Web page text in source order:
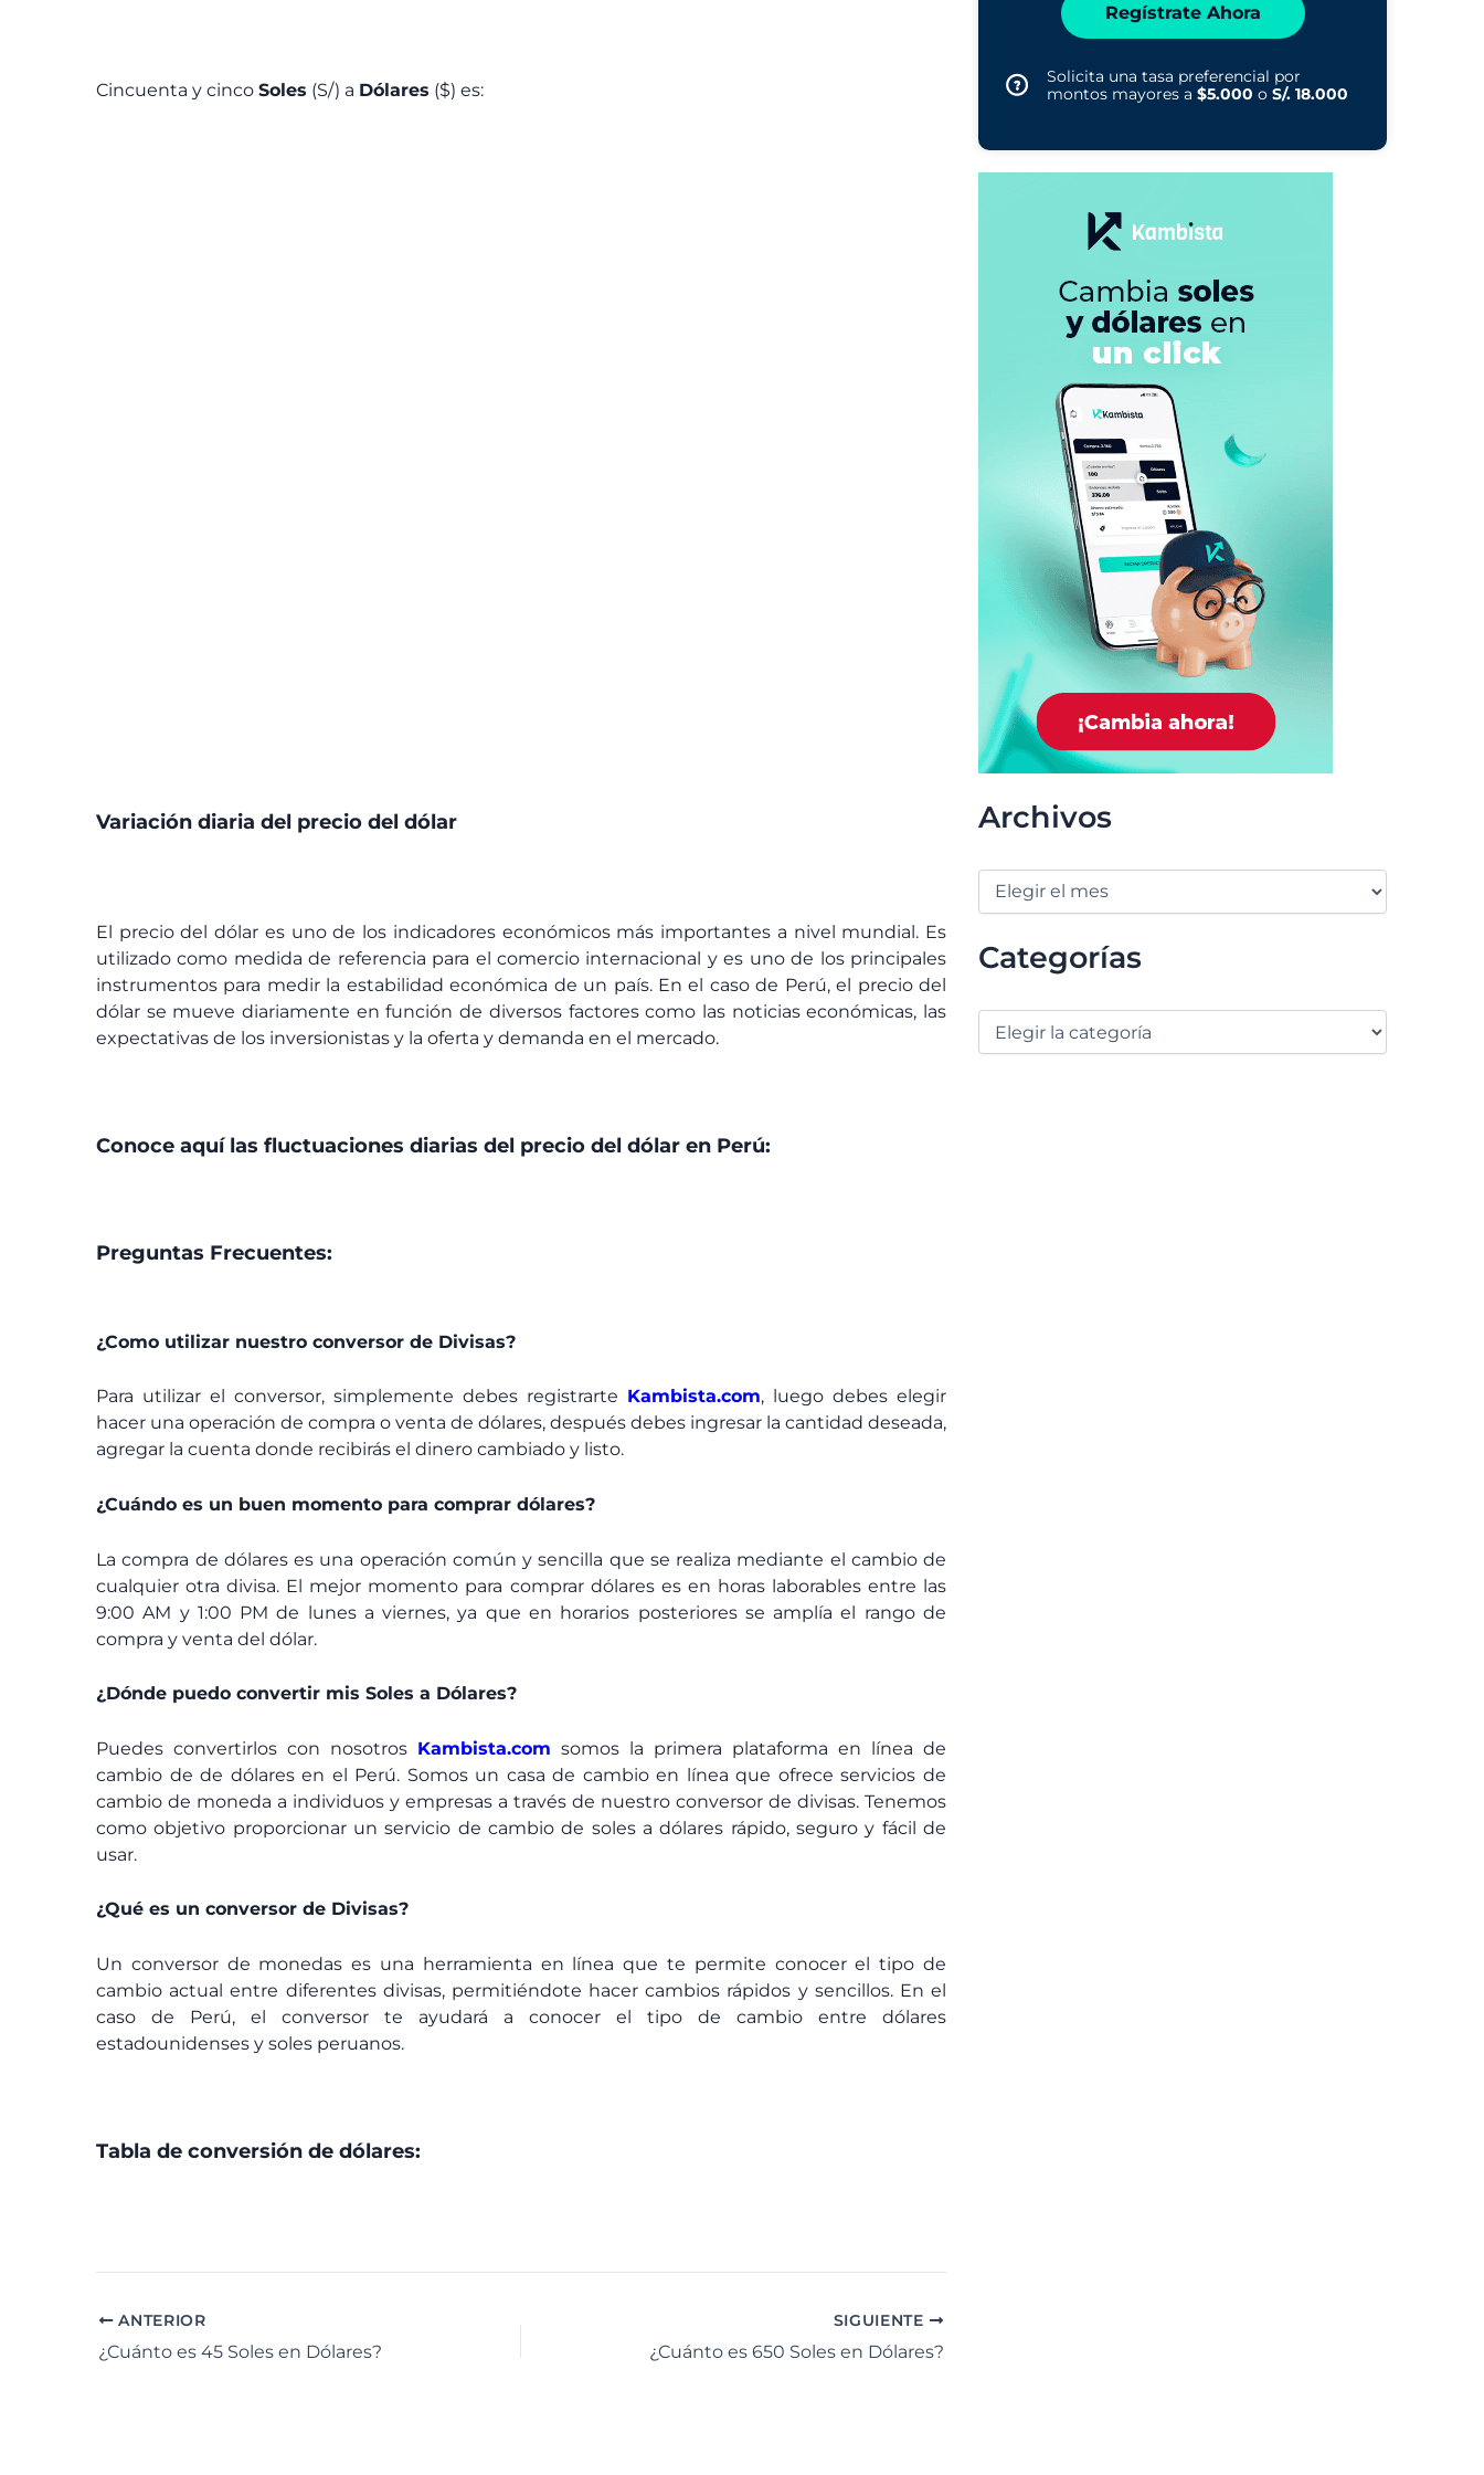
Cincuenta y cinco Soles (S/) a Dólares ($) es:
Variación diaria del precio del dólar
El precio del dólar es uno de los indicadores económicos más importantes a nivel mundial. Es
utilizado como medida de referencia para el comercio internacional y es uno de los principales
instrumentos para medir la estabilidad económica de un país. En el caso de Perú, el precio del
dólar se mueve diariamente en función de diversos factores como las noticias económicas, las
expectativas de los inversionistas y la oferta y demanda en el mercado.
Conoce aquí las fluctuaciones diarias del precio del dólar en Perú:
Preguntas Frecuentes:
¿Como utilizar nuestro conversor de Divisas?
Para utilizar el conversor, simplemente debes registrarte Kambista.com, luego debes elegir
hacer una operación de compra o venta de dólares, después debes ingresar la cantidad deseada,
agregar la cuenta donde recibirás el dinero cambiado y listo.
¿Cuándo es un buen momento para comprar dólares?
La compra de dólares es una operación común y sencilla que se realiza mediante el cambio de
cualquier otra divisa. El mejor momento para comprar dólares es en horas laborables entre las
9:00 AM y 1:00 PM de lunes a viernes, ya que en horarios posteriores se amplía el rango de
compra y venta del dólar.
¿Dónde puedo convertir mis Soles a Dólares?
Puedes convertirlos con nosotros Kambista.com somos la primera plataforma en línea de
cambio de de dólares en el Perú. Somos un casa de cambio en línea que ofrece servicios de
cambio de moneda a individuos y empresas a través de nuestro conversor de divisas. Tenemos
como objetivo proporcionar un servicio de cambio de soles a dólares rápido, seguro y fácil de
usar.
¿Qué es un conversor de Divisas?
Un conversor de monedas es una herramienta en línea que te permite conocer el tipo de
cambio actual entre diferentes divisas, permitiéndote hacer cambios rápidos y sencillos. En el
caso de Perú, el conversor te ayudará a conocer el tipo de cambio entre dólares
estadounidenses y soles peruanos.
Tabla de conversión de dólares:
ANTERIOR
¿Cuánto es 45 Soles en Dólares?
SIGUIENTE
¿Cuánto es 650 Soles en Dólares?
Regístrate Ahora
Solicita una tasa preferencial por
montos mayores a $5.000 o S/. 18.000
Archivos
Categorías